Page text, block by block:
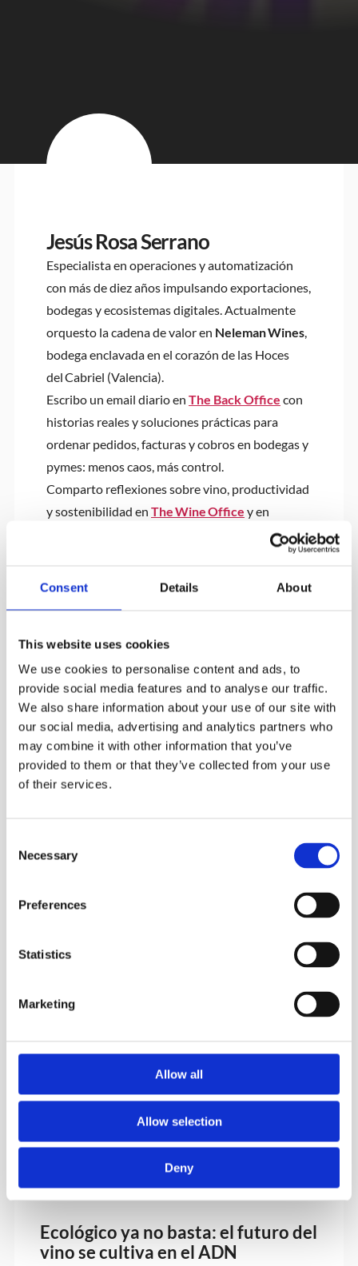
Consent Details About
This website uses cookies
We use cookies to personalise content and ads, to
provide social media features and to analyse our traffic.
We also share information about your use of our site with
our social media, advertising and analytics partners who
may combine it with other information that you’ve
provided to them or that they’ve collected from your use
of their services.
Selection
Necessary
Preferences
Statistics
Marketing
Allow all
Allow selection
Deny
Jesús Rosa Serrano
Especialista en operaciones y automatización
con más de diez años impulsando exportaciones,
bodegas y ecosistemas digitales. Actualmente
orquesto la cadena de valor en Neleman Wines,
bodega enclavada en el corazón de las Hoces
del Cabriel (Valencia).
Escribo un email diario en The Back Office con
historias reales y soluciones prácticas para
ordenar pedidos, facturas y cobros en bodegas y
pymes: menos caos, más control.
Comparto reflexiones sobre vino, productividad
y sostenibilidad en The Wine Office y en
, para visibilizar el valor oculto del
Mis medios sociales
thewineoffice.substack.com
thebackoffice.es
más común de lo que parece en muchas bodegas. El 16
de diciembre lanzo
Ecológico ya no basta: el futuro del
vino se cultiva en el ADN